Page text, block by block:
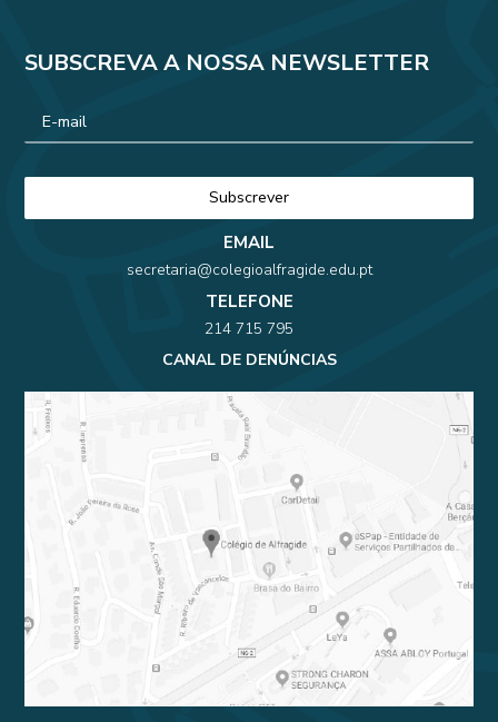
SUBSCREVA A NOSSA NEWSLETTER
EMAIL
secretaria@colegioalfragide.edu.pt
TELEFONE
214 715 795
CANAL DE DENÚNCIAS